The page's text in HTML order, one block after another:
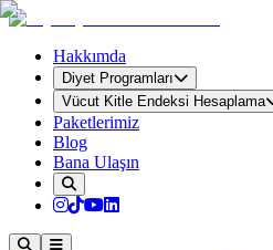
Hakkımda
Diyet Programları
Vücut Kitle Endeksi Hesaplama
Paketlerimiz
Blog
Bana Ulaşın